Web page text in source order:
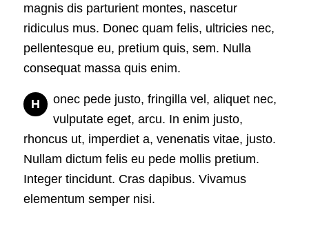
magnis dis parturient montes, nascetur
ridiculus mus. Donec quam felis, ultricies nec,
pellentesque eu, pretium quis, sem. Nulla
consequat massa quis enim.
H
onec pede justo, fringilla vel, aliquet nec,
vulputate eget, arcu. In enim justo,
rhoncus ut, imperdiet a, venenatis vitae, justo.
Nullam dictum felis eu pede mollis pretium.
Integer tincidunt. Cras dapibus. Vivamus
elementum semper nisi.